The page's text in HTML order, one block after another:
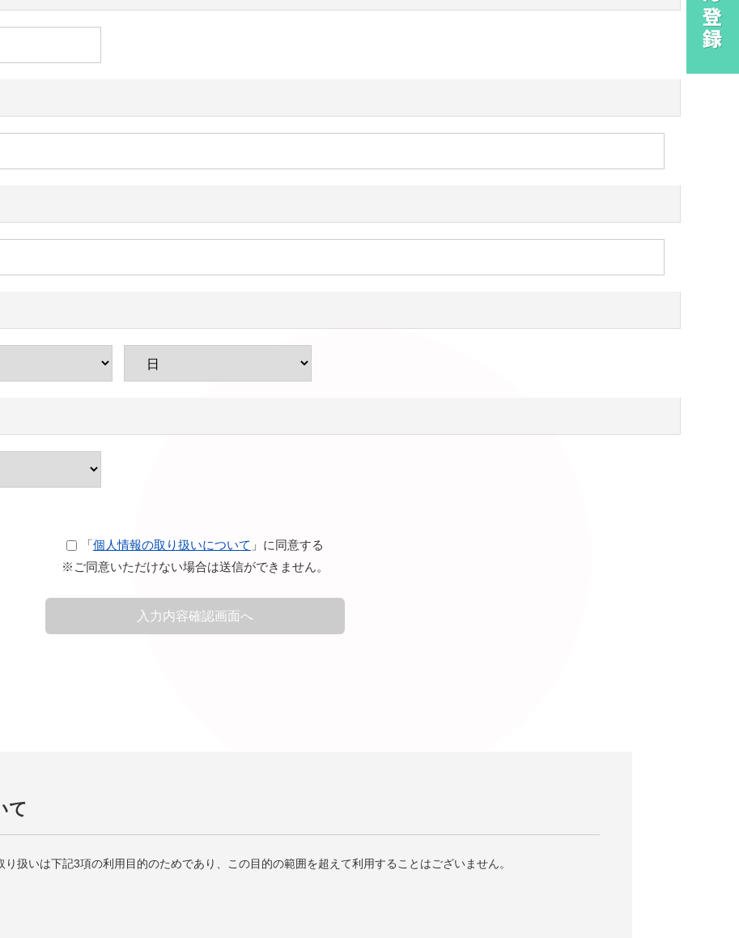
「個人情報の取り扱いについて 」に同意する
※ご同意いただけない場合は送信ができません。
て
扱いは下記3項の利用目的のためであり、この目的の範囲を超えて利用することはございません。